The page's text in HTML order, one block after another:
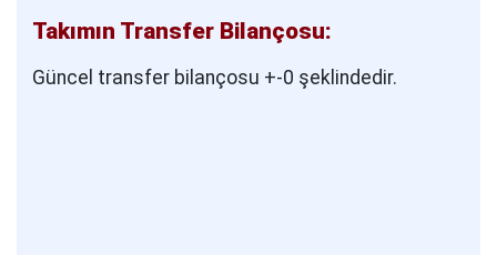
Takımın Transfer Bilançosu:
Güncel transfer bilançosu +-0 şeklindedir.